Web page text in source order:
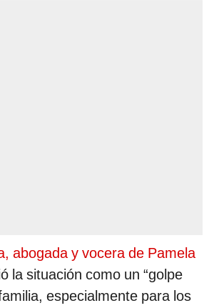
abogada y vocera de Pamela
la situación como un “golpe
especialmente para los